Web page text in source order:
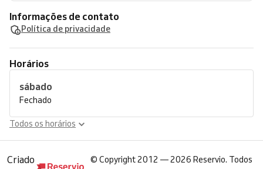
Informações de contato
Política de privacidade
Horários
sábado
Fechado
Todos os horários
Criado
© Copyright 2012 — 2026 Reservio. Todos